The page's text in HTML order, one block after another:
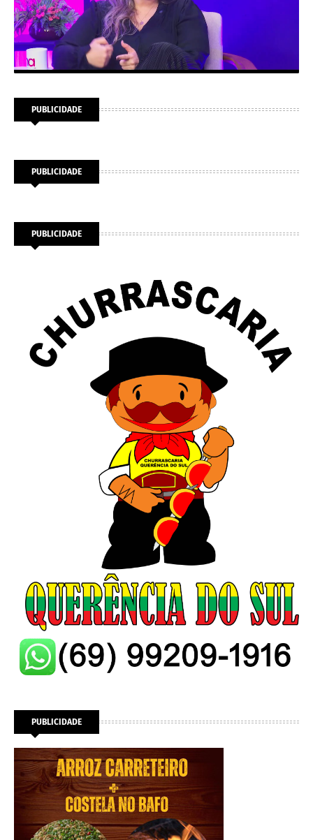
PUBLICIDADE
PUBLICIDADE
PUBLICIDADE
PUBLICIDADE